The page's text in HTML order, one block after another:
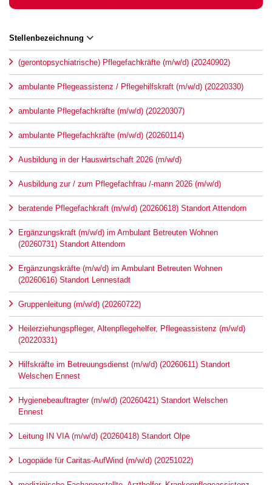
Stellenbezeichnung
(gerontopsychiatrische) Pflegefachkräfte (m/w/d) (20240902)
ambulante Pflegeassistenz / Pflegehilfskraft (m/w/d) (20220330)
ambulante Pflegefachkräfte (m/w/d) (20220307)
ambulante Pflegefachkräfte (m/w/d) (20260114)
Ausbildung in der Hauswirtschaft 2026 (m/w/d)
Ausbildung zur / zum Pflegefachfrau /-mann 2026 (m/w/d)
beratende Pflegefachkraft (m/w/d) (20260618) Standort Attendorn
Ergänzungskraft (m/w/d) im Ambulant Betreuten Wohnen
(20260731) Standort Attendorn
Ergänzungskräfte (m/w/d) im Ambulant Betreuten Wohnen
(20260616) Standort Lennestadt
Gruppenleitung (m/w/d) (20260722)
Heilerziehungspfleger, Altenpflegehelfer, Pflegeassistenz (m/w/d)
(20220331)
Hilfskräfte im Betreuungsdienst (m/w/d) (20260611) Standort
Welschen Ennest
Hygienebeauftragter (m/w/d) (20260421) Standort Welschen
Ennest
Leitung IN VIA (m/w/d) (20260418) Standort Olpe
Logopäde für Caritas-AufWind (m/w/d) (20251022)